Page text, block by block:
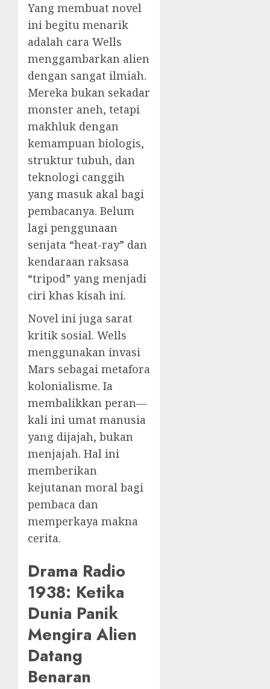
Yang membuat novel
ini begitu menarik
adalah cara Wells
menggambarkan alien
dengan sangat ilmiah.
Mereka bukan sekadar
monster aneh, tetapi
makhluk dengan
kemampuan biologis,
struktur tubuh, dan
teknologi canggih
yang masuk akal bagi
pembacanya. Belum
lagi penggunaan
senjata “heat-ray” dan
kendaraan raksasa
“tripod” yang menjadi
ciri khas kisah ini.
Novel ini juga sarat
kritik sosial. Wells
menggunakan invasi
Mars sebagai metafora
kolonialisme. Ia
membalikkan peran—
kali ini umat manusia
yang dijajah, bukan
menjajah. Hal ini
memberikan
kejutanan moral bagi
pembaca dan
memperkaya makna
cerita.
Drama Radio
1938: Ketika
Dunia Panik
Mengira Alien
Datang
Benaran